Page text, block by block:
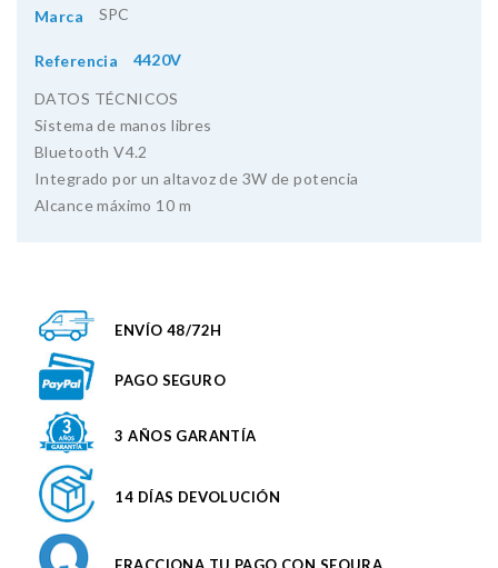
Marca SPC
Referencia 4420V
DATOS TÉCNICOS
Sistema de manos libres
Bluetooth V4.2
Integrado por un altavoz de 3W de potencia
Alcance máximo 10 m
ENVÍO 48/72H
PAGO SEGURO
3 AÑOS GARANTÍA
14 DÍAS DEVOLUCIÓN
FRACCIONA TU PAGO CON SEQURA